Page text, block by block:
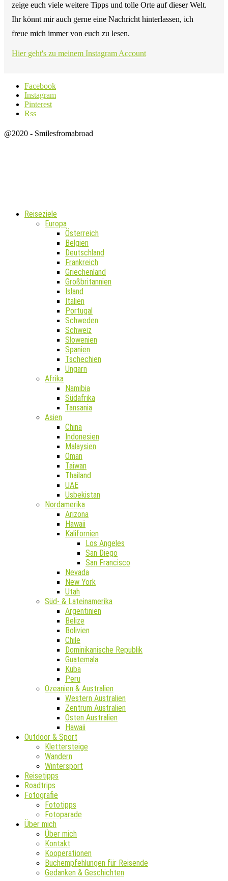
zeige euch viele weitere Tipps und tolle Orte auf dieser Welt.
Ihr könnt mir auch gerne eine Nachricht hinterlassen, ich
freue mich immer von euch zu lesen.
Hier geht's zu meinem Instagram Account
Facebook
Instagram
Pinterest
Rss
@2020 - Smilesfromabroad
Reiseziele
Europa
Österreich
Belgien
Deutschland
Frankreich
Griechenland
Großbritannien
Island
Italien
Portugal
Schweden
Schweiz
Slowenien
Spanien
Tschechien
Ungarn
Afrika
Namibia
Südafrika
Tansania
Asien
China
Indonesien
Malaysien
Oman
Taiwan
Thailand
UAE
Usbekistan
Nordamerika
Arizona
Hawaii
Kalifornien
Los Angeles
San Diego
San Francisco
Nevada
New York
Utah
Süd- & Lateinamerika
Argentinien
Belize
Bolivien
Chile
Dominikanische Republik
Guatemala
Kuba
Peru
Ozeanien & Australien
Western Australien
Zentrum Australien
Osten Australien
Hawaii
Outdoor & Sport
Klettersteige
Wandern
Wintersport
Reisetipps
Roadtrips
Fotografie
Fototipps
Fotoparade
Über mich
Über mich
Kontakt
Kooperationen
Buchempfehlungen für Reisende
Gedanken & Geschichten